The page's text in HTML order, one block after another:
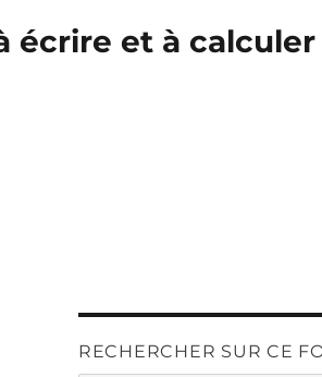
écrire et à calculer
RECHERCHER SUR CE